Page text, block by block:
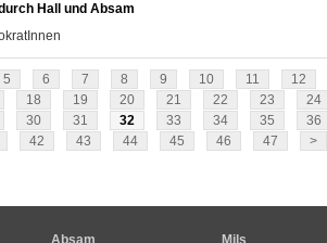
Hall und Absam
5 6 7 8 9 10 11
12
18 19 20 21 22 23
24
30 31 32 33 34 35
36
42 43 44 45 46 47 >
Absam Mils